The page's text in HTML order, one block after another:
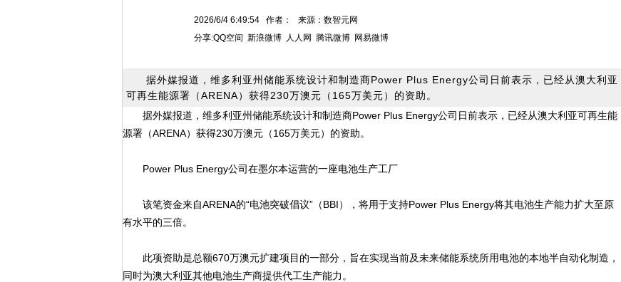
2026/6/4 6:49:54 作者： 来源：数智元网
分享:QQ空间 新浪微博 人人网 腾讯微博 网易微博
据外媒报道，维多利亚州储能系统设计和制造商Power Plus Energy公司日前表示，已经从澳大利亚
可再生能源署（ARENA）获得230万澳元（165万美元）的资助。
据外媒报道，维多利亚州储能系统设计和制造商Power Plus Energy公司日前表示，已经从澳大利亚可再生能
源署（ARENA）获得230万澳元（165万美元）的资助。
Power Plus Energy公司在墨尔本运营的一座电池生产工厂
该笔资金来自ARENA的“电池突破倡议”（BBI），将用于支持Power Plus Energy将其电池生产能力扩大至原
有水平的三倍。
此项资助是总额670万澳元扩建项目的一部分，旨在实现当前及未来储能系统所用电池的本地半自动化制造，
同时为澳大利亚其他电池生产商提供代工生产能力。